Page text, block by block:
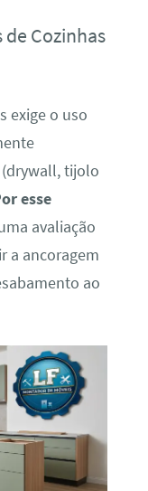
Cozinhas
exige o uso
tijolo
esse
avaliação
a ancoragem
ao